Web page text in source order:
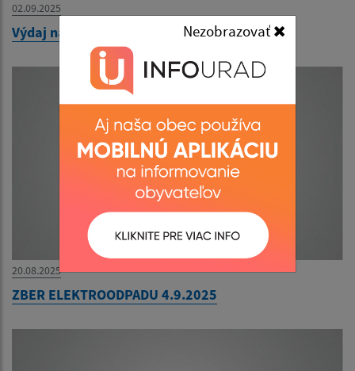
Nezobrazovať
02.09.2025
Výdaj naturálií AGROSPOL HONCE 2025
20.08.2025
ZBER ELEKTROODPADU 4.9.2025